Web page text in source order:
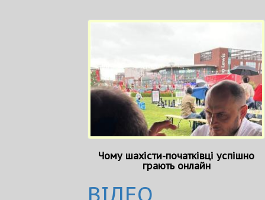
Чому шахісти-початківці успішно
грають онлайн
ВІДЕО